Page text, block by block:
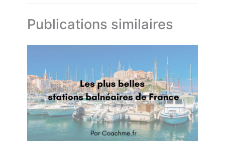
Publications similaires